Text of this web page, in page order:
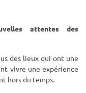
attentes des
des lieux qui ont une
vivre une expérience
hors du temps.